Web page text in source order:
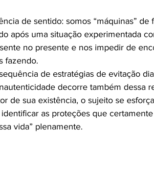
de sentido: somos “máquinas” de
após uma situação experimentada
no presente e nos impedir de
fazendo.
de estratégias de evitação
decorre também dessa
de sua existência, o sujeito se
as proteções que
vida” plenamente.